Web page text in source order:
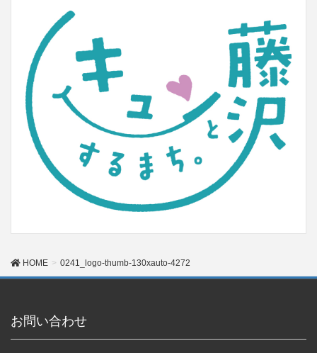
HOME 0241_logo-thumb-130xauto-4272
お問い合わせ